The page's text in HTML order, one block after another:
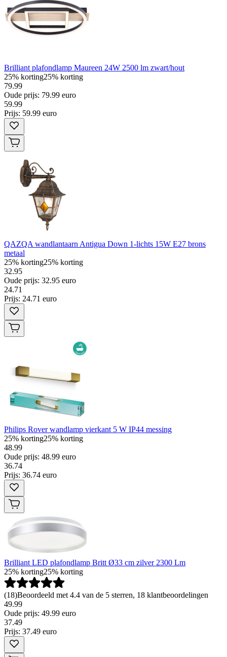
Brilliant plafondlamp Maureen 24W 2500 lm zwart/hout
25% korting25% korting
79.99
Oude prijs: 79.99 euro
59.99
Prijs: 59.99 euro
QAZQA wandlantaarn Antigua Down 1-lichts 15W E27 brons
metaal
25% korting25% korting
32.95
Oude prijs: 32.95 euro
24.71
Prijs: 24.71 euro
Philips Rover wandlamp vierkant 5 W IP44 messing
25% korting25% korting
48.99
Oude prijs: 48.99 euro
36.74
Prijs: 36.74 euro
Brilliant LED plafondlamp Britt Ø33 cm zilver 2300 Lm
25% korting25% korting
(18)Beoordeeld met 4.4 van de 5 sterren, 18 klantbeoordelingen
49.99
Oude prijs: 49.99 euro
37.49
Prijs: 37.49 euro